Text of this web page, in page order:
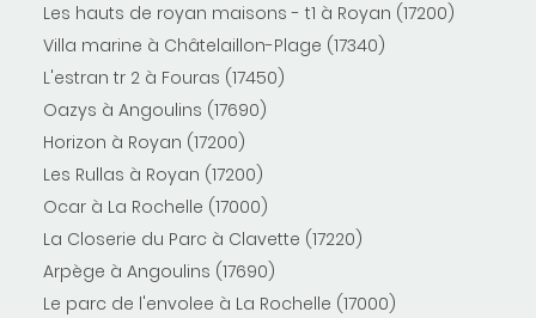
Les hauts de royan maisons - t1 à Royan (17200)
Villa marine à Châtelaillon-Plage (17340)
L'estran tr 2 à Fouras (17450)
Oazys à Angoulins (17690)
Horizon à Royan (17200)
Les Rullas à Royan (17200)
Ocar à La Rochelle (17000)
La Closerie du Parc à Clavette (17220)
Arpège à Angoulins (17690)
Le parc de l'envolee à La Rochelle (17000)